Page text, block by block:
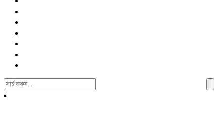
Search
For: